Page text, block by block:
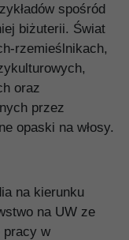
spośród
biżuterii. Świat
rzemieślnikach,
oraz
przez
opaski na włosy.
na kierunku
na UW ze
pracy w